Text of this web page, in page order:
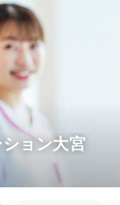
ョン大宮